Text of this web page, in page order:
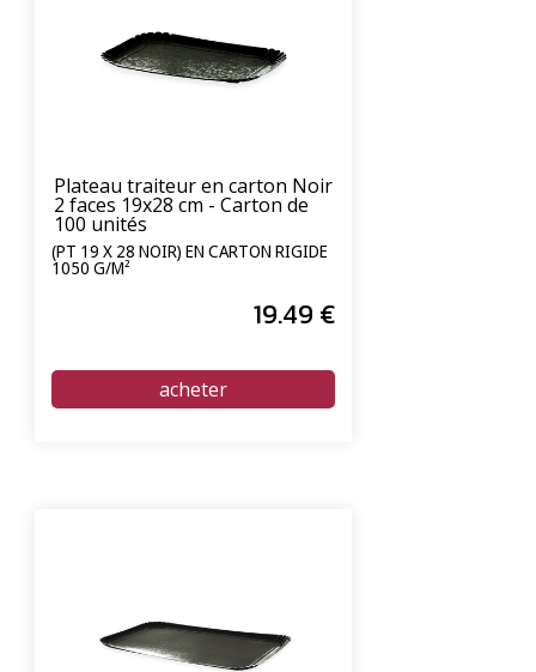
Plateau traiteur en carton Noir
2 faces 19x28 cm - Carton de
100 unités
(PT 19 X 28 NOIR) EN CARTON RIGIDE
1050 G/M²
19.49 €